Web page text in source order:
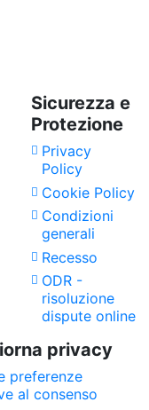
Sicurezza e
Protezione
Privacy
Policy
Cookie Policy
Condizioni
generali
Recesso
ODR -
risoluzione
dispute online
privacy
preferenze
al consenso